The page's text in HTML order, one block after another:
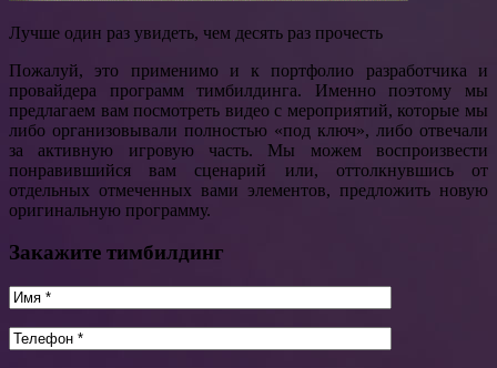
Лучше один раз увидеть, чем десять раз прочесть
Пожалуй, это применимо и к портфолио разработчика и
провайдера программ тимбилдинга. Именно поэтому мы
предлагаем вам посмотреть видео с мероприятий, которые мы
либо организовывали полностью «под ключ», либо отвечали
за активную игровую часть. Мы можем воспроизвести
понравившийся вам сценарий или, оттолкнувшись от
отдельных отмеченных вами элементов, предложить новую
оригинальную программу.
Закажите тимбилдинг